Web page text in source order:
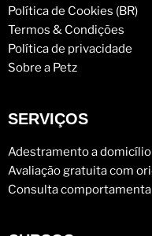
Política de Cookies (BR)
Termos & Condições
Política de privacidade
Sobre a Petz
SERVIÇOS
Adestramento a
Avaliação gratuita com
Consulta